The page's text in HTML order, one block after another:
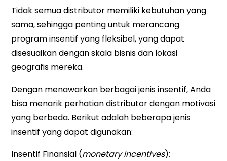
Tidak semua distributor memiliki kebutuhan yang
sama, sehingga penting untuk merancang
program insentif yang fleksibel, yang dapat
disesuaikan dengan skala bisnis dan lokasi
geografis mereka.
Dengan menawarkan berbagai jenis insentif, Anda
bisa menarik perhatian distributor dengan motivasi
yang berbeda. Berikut adalah beberapa jenis
insentif yang dapat digunakan:
Insentif Finansial (monetary incentives):